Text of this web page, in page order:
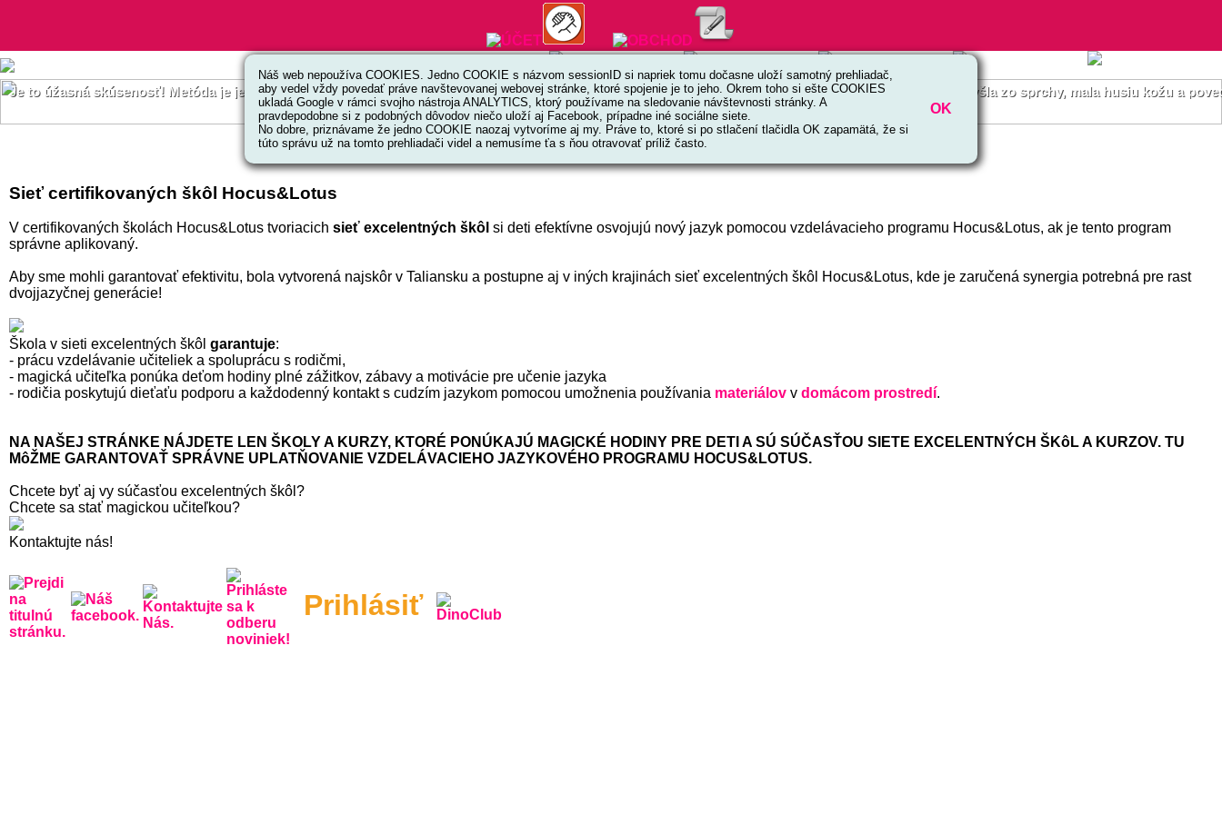
Náš web nepoužíva COOKIES. Jedno COOKIE s názvom sessionID si napriek tomu dočasne uloží samotný prehliadač,
aby vedel vždy povedať práve navštevovanej webovej stránke, ktoré spojenie je to jeho. Okrem toho si ešte COOKIES
ukladá Google v rámci svojho nástroja ANALYTICS, ktorý používame na sledovanie návštevnosti stránky. A
pravdepodobne si z podobných dôvodov niečo uloží aj Facebook, prípadne iné sociálne siete.
No dobre, priznávame že jedno COOKIE naozaj vytvoríme aj my. Práve to, ktoré si po stlačení tlačidla OK zapamätá, že si
túto správu už na tomto prehliadači videl a nemusíme ťa s ňou otravovať príliž často.
OK
Je to úžasná skúsenosť! Metóda je jednoduchá, kreatívna a efektívna. Už od začiatku dcéra používala angličtinu v každodennej reči. Jedného dňa, keď vyšla zo sprchy, mala husiu kožu
Sieť certifikovaných škôl Hocus&Lotus
V certifikovaných školách Hocus&Lotus tvoriacich sieť excelentných škôl si deti efektívne osvojujú nový jazyk pomocou vzdelávacieho programu Hocus&Lotus, ak je tento program
správne aplikovaný.
Aby sme mohli garantovať efektivitu, bola vytvorená najskôr v Taliansku a postupne aj v iných krajinách sieť excelentných škôl Hocus&Lotus, kde je zaručená synergia potrebná pre rast
dvojjazyčnej generácie!
Škola v sieti excelentných škôl garantuje:
- prácu vzdelávanie učiteliek a spoluprácu s rodičmi,
- magická učiteľka ponúka deťom hodiny plné zážitkov, zábavy a motivácie pre učenie jazyka
- rodičia poskytujú dieťaťu podporu a každodenný kontakt s cudzím jazykom pomocou umožnenia používania materiálov v domácom prostredí.
NA NAŠEJ STRÁNKE NÁJDETE LEN ŠKOLY A KURZY, KTORÉ PONÚKAJÚ MAGICKÉ HODINY PRE DETI A SÚ SÚČASŤOU SIETE EXCELENTNÝCH ŠKôL A KURZOV. TU
MôŽME GARANTOVAŤ SPRÁVNE UPLATŇOVANIE VZDELÁVACIEHO JAZYKOVÉHO PROGRAMU HOCUS&LOTUS.
Chcete byť aj vy súčasťou excelentných škôl?
Chcete sa stať magickou učiteľkou?
Kontaktujte nás!
Prihlásiť